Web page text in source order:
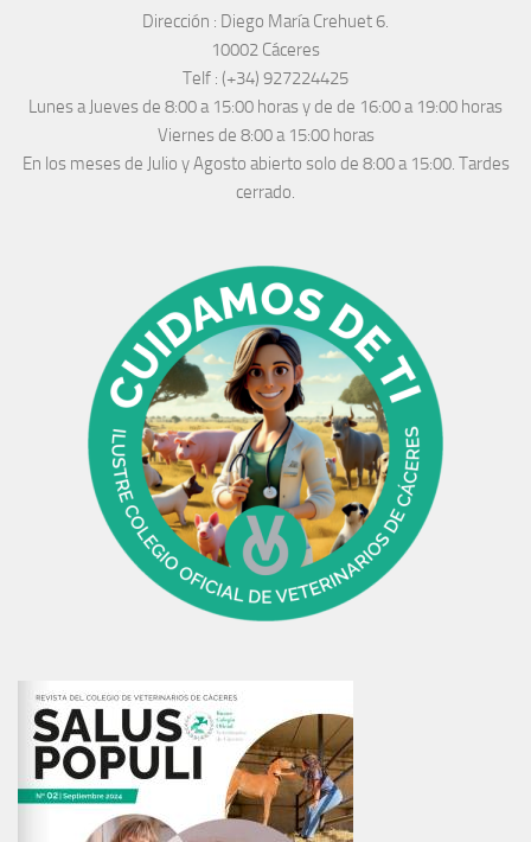
Dirección : Diego María Crehuet 6.
10002 Cáceres
Telf : (+34) 927224425
Lunes a Jueves de 8:00 a 15:00 horas y de de 16:00 a 19:00 horas
Viernes de 8:00 a 15:00 horas
En los meses de Julio y Agosto abierto solo de 8:00 a 15:00. Tardes
cerrado.